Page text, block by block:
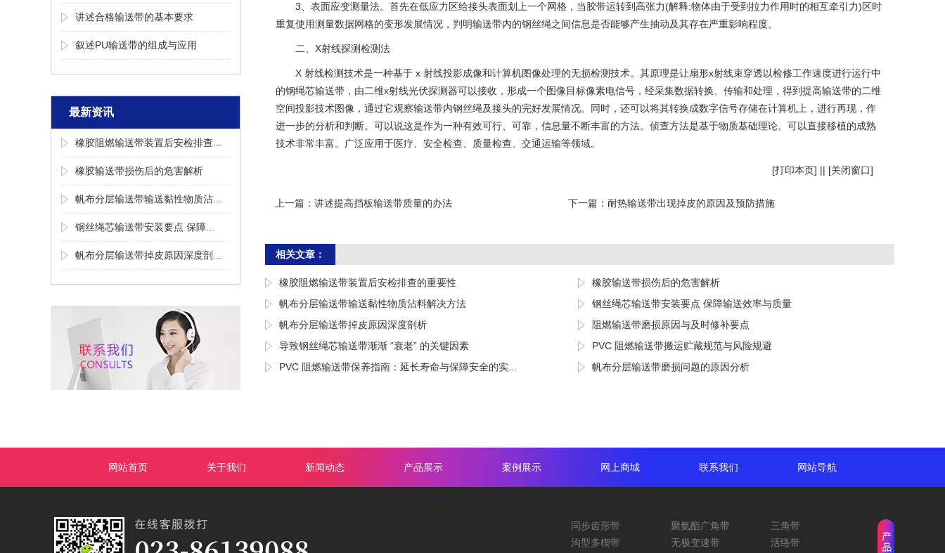
讲述合格输送带的基本要求
叙述PU输送带的组成与应用
最新资讯
橡胶阻燃输送带装置后安检排查...
橡胶输送带损伤后的危害解析
帆布分层输送带输送黏性物质沾...
钢丝绳芯输送带安装要点 保障...
帆布分层输送带掉皮原因深度剖...
3、表面应变测量法。首先在低应力区给接头表面划上一个网格，当胶带运转到高张力(解释:物体由于受到拉力作用时的相互牵引力)区时
重复使用测量数据网格的变形发展情况，判明输送带内的钢丝绳之间信息是否能够产生抽动及其存在严重影响程度。
二、X射线探测检测法
X 射线检测技术是一种基于 x 射线投影成像和计算机图像处理的无损检测技术。其原理是让扇形x射线束穿透以检修工作速度进行运行中
的钢绳芯输送带，由二维x射线光伏探测器可以接收，形成一个图像目标像素电信号，经采集数据转换、传输和处理，得到提高输送带的二维
空间投影技术图像，通过它观察输送带内钢丝绳及接头的完好发展情况。同时，还可以将其转换成数字信号存储在计算机上，进行再现，作
进一步的分析和判断。可以说这是作为一种有效可行、可靠，信息量不断丰富的方法。侦查方法是基于物质基础理论。可以直接移植的成熟
技术非常丰富。广泛应用于医疗、安全检查、质量检查、交通运输等领域。
[打印本页] || [关闭窗口]
上一篇： 讲述提高挡板输送带质量的办法 下一篇： 耐热输送带出现掉皮的原因及预防措施
相关文章：
橡胶阻燃输送带装置后安检排查的重要性
橡胶输送带损伤后的危害解析
帆布分层输送带输送黏性物质沾料解决方法
钢丝绳芯输送带安装要点 保障输送效率与质量
帆布分层输送带掉皮原因深度剖析
阻燃输送带磨损原因与及时修补要点
导致钢丝绳芯输送带渐渐 “衰老” 的关键因素
PVC 阻燃输送带搬运贮藏规范与风险规避
PVC 阻燃输送带保养指南：延长寿命与保障安全的实...
帆布分层输送带磨损问题的原因分析
网站首页 关于我们 新闻动态 产品展示 案例展示 网上商城 联系我们 网站导航
同步齿形带 聚氨酯广角带
三角带
沟型多楔带
无极变速带 活络带